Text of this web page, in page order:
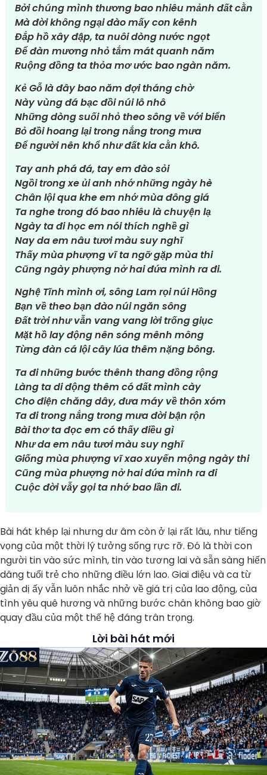
Bởi chúng mình thương bao nhiêu mảnh đất cằn
Mà đời không ngại đào mấy con kênh
Đắp hồ xây đập, ta nuôi dòng nước ngọt
Để đàn mương nhỏ tắm mát quanh năm
Ruộng đồng ta thỏa mơ ước bao ngàn năm.
Kẻ Gỗ là đây bao năm đợi tháng chờ
Này vùng đá bạc đồi núi lô nhô
Những dòng suối nhỏ theo sông về với biển
Bỏ đồi hoang lại trong nắng trong mưa
Để người nên khổ như đất kia cằn khô.
Tay anh phá đá, tay em đào sỏi
Ngồi trong xe ủi anh nhớ những ngày hè
Chân lội qua khe em nhớ mùa đông giá
Ta nghe trong đó bao nhiêu là chuyện lạ
Ngày ta đi học em nói thích nghề gì
Nay da em nâu tươi màu suy nghĩ
Thấy mùa phượng vĩ ta ngỡ gặp mùa thi
Cũng ngày phượng nở hai đứa mình ra đi.
Nghệ Tĩnh mình ơi, sông Lam rọi núi Hồng
Bạn về theo bạn đào núi ngăn sông
Đất trời như vẫn vang vang lời trống giục
Mặt hồ lay động nên sóng mênh mông
Từng đàn cá lội cây lúa thêm nặng bông.
Ta đi những bước thênh thang đồng rộng
Làng ta di động thêm có đất mình cày
Cho điện chăng dây, đưa máy về thôn xóm
Ta đi trong nắng trong mưa đời bận rộn
Bài thơ ta đọc em có thấy điều gì
Như da em nâu tươi màu suy nghĩ
Giống mùa phượng vĩ xao xuyến mộng ngày thi
Cũng mùa phượng nở hai đứa mình ra đi
Cuộc đời vẫy gọi ta nhớ bao lần đi.
Bài hát khép lại nhưng dư âm còn ở lại rất lâu, như tiếng
vọng của một thời lý tưởng sống rực rỡ. Đó là thời con
người tin vào sức mình, tin vào tương lai và sẵn sàng hiến
dâng tuổi trẻ cho những điều lớn lao. Giai điệu và ca từ
giản dị ấy vẫn luôn nhắc nhở về giá trị của lao động, của
tình yêu quê hương và những bước chân không bao giờ
quay đầu của một thế hệ đáng trân trọng.
Lời bài hát mới